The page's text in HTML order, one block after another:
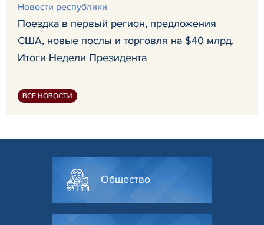
Новости республики
Поездка в первый регион, предложения
США, новые послы и торговля на $40 млрд.
Итоги Недели Президента
ВСЕ НОВОСТИ
Общество